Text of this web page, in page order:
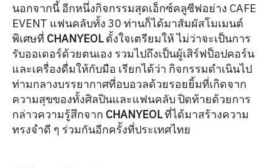
นอกจากนี้ อีกหนึ่งกิจกรรมสุดเอ็กซ์คลูซีฟอย่าง CAFE
EVENT แฟนคลับทั้ง 30 ท่านก็ได้มาสัมผัสโมเมนต์
พิเศษที่ CHANYEOLตั้งใจเตรียมให้ ไม่ว่าจะเป็นการ
รับออเดอร์ด้วยตนเอง รวมไปถึงเป็นผู้เสิร์ฟป็อปคอร์น
และเครื่องดื่มให้กับมือ เรียกได้ว่า กิจกรรมดำเนินไป
ท่ามกลางบรรยากาศที่อบอวลด้วยรอยยิ้มที่เกิดจาก
ความสุขของทั้งศิลปินและแฟนคลับ ปิดท้ายด้วยการ
กล่าวความรู้สึกจาก CHANYEOLที่ได้มาสร้างความ
ทรงจำดี ๆ ร่วมกันอีกครั้งที่ประเทศไทย